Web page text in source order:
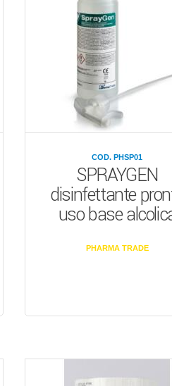
COD. PHSP01
SPRAYGEN
disinfettante
uso base
PHARMA TRADE